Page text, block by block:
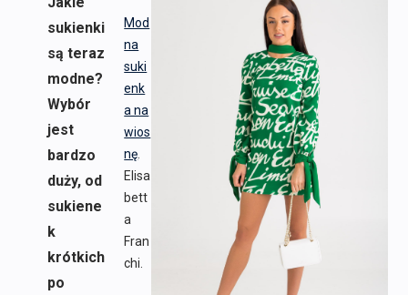
Mod
na
suki
enk
a na
wios
nę
Elisa
bett
a
Fran
chi.
sukienki
są teraz
modne?
Wybór
jest
bardzo
duży, od
sukiene
k
krótkich
po